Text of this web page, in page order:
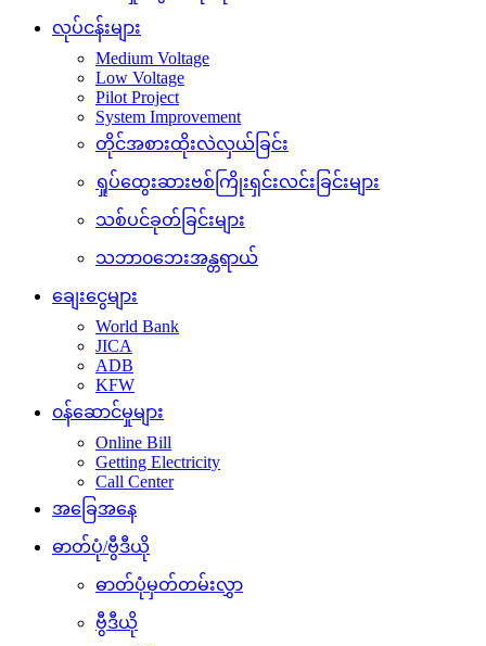
လုပ်ငန်းများ
Medium Voltage
Low Voltage
Pilot Project
System Improvement
တိုင်အစားထိုးလဲလှယ်ခြင်း
ရှုပ်ထွေးဆားဗစ်ကြိုးရှင်းလင်းခြင်းများ
သစ်ပင်ခုတ်ခြင်းများ
သဘာ၀ဘေးအန္တရာယ်
ချေးငွေများ
World Bank
JICA
ADB
KFW
၀န်ဆောင်မှုများ
Online Bill
Getting Electricity
Call Center
အခြေအနေ
ဓာတ်ပုံ/ဗွီဒီယို
ဓာတ်ပုံမှတ်တမ်းလွှာ
ဗွီဒီယို